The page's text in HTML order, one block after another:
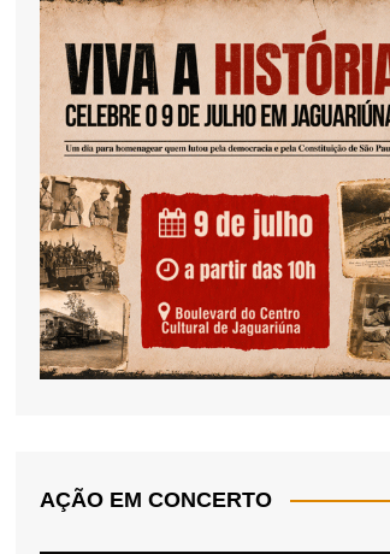
AÇÃO EM CONCERTO